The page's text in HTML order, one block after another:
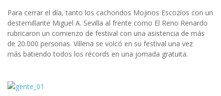
Para cerrar el día, tanto los cachondos Mojinos Escozíos con un
desternillante Miguel A. Sevilla al frente como El Reno Renardo
rubricaron un comienzo de festival con una asistencia de más
de 20.000 personas. Villena se volcó en su festival una vez
más batiendo todos los récords en una jornada gratuita.